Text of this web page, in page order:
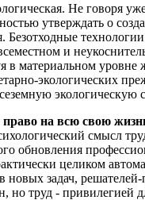
Не говоря
утверждать о
и
материальном уровне
экологических
экологическую
на всю свою
смысл
обновления
целиком
задач,
но труд - привилегией